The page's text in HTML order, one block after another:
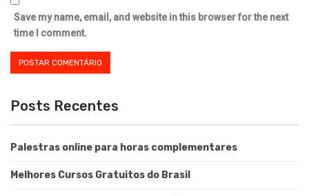
Save my name, email, and website in this browser for the next
time I comment.
Posts Recentes
Palestras online para horas complementares
Melhores Cursos Gratuitos do Brasil